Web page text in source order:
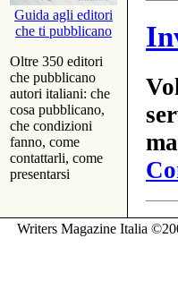
Guida agli editori
che ti pubblicano
Oltre 350 editori
che pubblicano
autori italiani: che
cosa pubblicano,
che condizioni
fanno, come
contattarli, come
presentarsi
Writers Magazine Italia